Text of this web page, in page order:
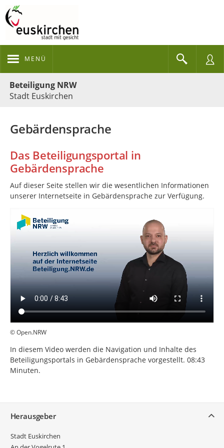
MENÜ
Beteiligung NRW
Stadt Euskirchen
Gebärdensprache
Das Beteiligungsportal in
Gebärdensprache
Auf dieser Seite stellen wir die we­sent­lichen In­for­ma­tionen
unserer In­ter­netseite in Ge­bär­den­sprache zur Ver­fügung.
© Open.NRW
In diesem Video werden die Navigation und Inhalte des
Beteiligungsportals in Gebärdensprache vorgestellt. 08:43
Minuten.
Herausgeber
Stadt Euskirchen